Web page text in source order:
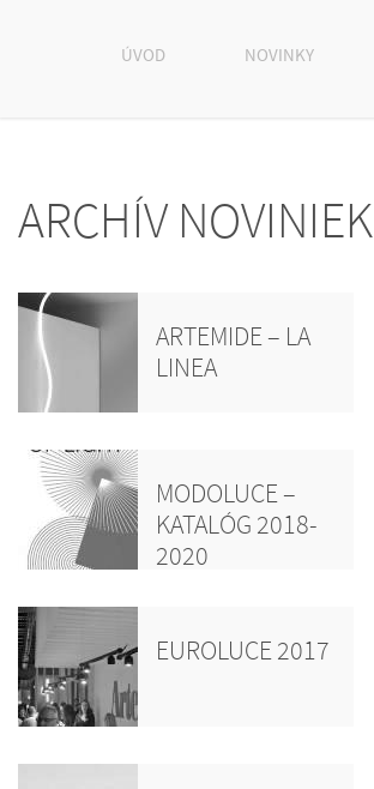
ÚVOD NOVINKY
ARCHÍV NOVINIEK
ARTEMIDE – LA
LINEA
MODOLUCE –
KATALÓG 2018-
2020
EUROLUCE 2017